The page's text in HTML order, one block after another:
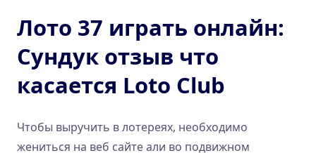
Лото 37 играть онлайн:
Сундук отзыв что
касается Loto Club
Чтобы выручить в лотереях, необходимо
жениться на веб сайте али во подвижном